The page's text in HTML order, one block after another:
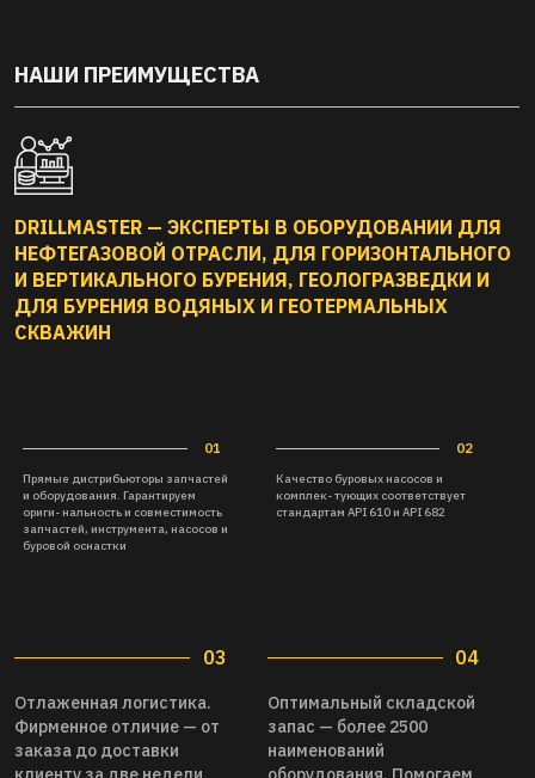
НАШИ ПРЕИМУЩЕСТВА
DRILLMASTER — ЭКСПЕРТЫ В ОБОРУДОВАНИИ ДЛЯ
НЕФТЕГАЗОВОЙ ОТРАСЛИ, ДЛЯ ГОРИЗОНТАЛЬНОГО
И ВЕРТИКАЛЬНОГО БУРЕНИЯ, ГЕОЛОГРАЗВЕДКИ И
ДЛЯ БУРЕНИЯ ВОДЯНЫХ И ГЕОТЕРМАЛЬНЫХ
СКВАЖИН
03
Отлаженная логистика.
Фирменное отличие — от
заказа до доставки
04
Оптимальный складской
запас — более 2500
наименований